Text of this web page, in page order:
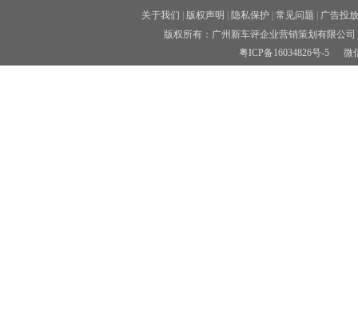
关于我们 版权声明 隐私保护 常见问题
广告投放
版权所有：广州新车评企业营销策划有限公
粤ICP备16034826号-5微信